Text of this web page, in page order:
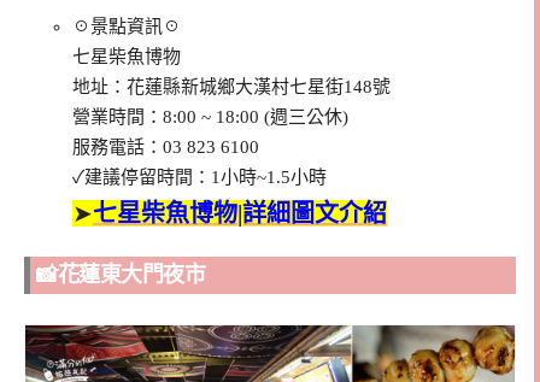
☉景點資訊☉
七星柴魚博物
地址：花蓮縣新城鄉大漢村七星街148號
營業時間：8:00 ~ 18:00 (週三公休)
服務電話：03 823 6100
✓建議停留時間：1小時~1.5小時
➤七星柴魚博物|詳細圖文介紹
📸花蓮東大門夜市